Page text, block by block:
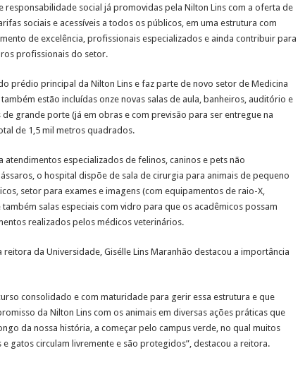
responsabilidade social já promovidas pela Nilton Lins com a oferta de
sociais e acessíveis a todos os públicos, em uma estrutura com
de excelência, profissionais especializados e ainda contribuir para
profissionais do setor.
prédio principal da Nilton Lins e faz parte de novo setor de Medicina
estão incluídas onze novas salas de aula, banheiros, auditório e
grande porte (já em obras e com previsão para ser entregue na
de 1,5 mil metros quadrados.
especializados de felinos, caninos e pets não
o hospital dispõe de sala de cirurgia para animais de pequeno
setor para exames e imagens (com equipamentos de raio-X,
salas especiais com vidro para que os acadêmicos possam
realizados pelos médicos veterinários.
reitora da Universidade, Gisélle Lins Maranhão destacou a importância
consolidado e com maturidade para gerir essa estrutura e que
da Nilton Lins com os animais em diversas ações práticas que
da nossa história, a começar pelo campus verde, no qual muitos
e gatos circulam livremente e são protegidos”, destacou a reitora.